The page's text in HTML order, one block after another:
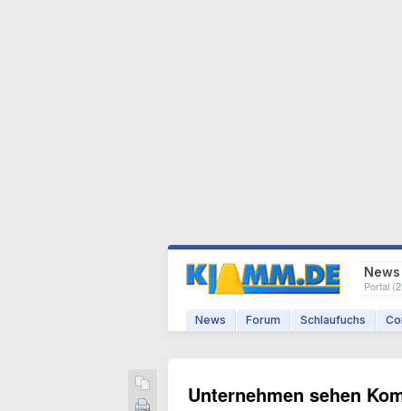
News
Portal (
News Forum Schlaufuchs
Unternehmen sehen